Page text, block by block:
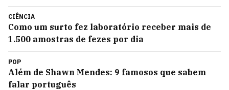
CIÊNCIA
Como um surto fez laboratório receber mais de
1.500 amostras de fezes por dia
POP
Além de Shawn Mendes: 9 famosos que sabem
falar português